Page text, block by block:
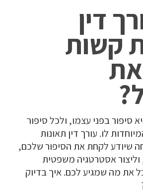
דין
קשות
סיפור בפני עצמו, ולכל סיפור
לו. עורך דין תאונות
שיודע לקחת את הסיפור שלכם,
וליצור אסטרטגיה משפטית
את מה שמגיע לכם. איך בדיוק